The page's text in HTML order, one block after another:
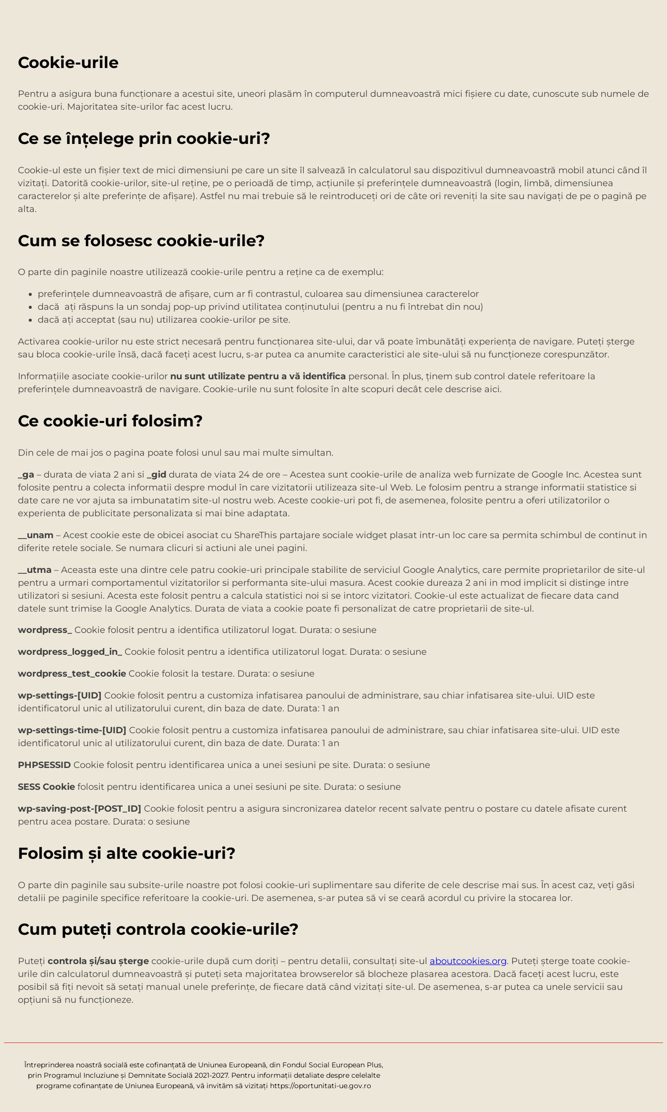
Cookie-urile
Pentru a asigura buna funcționare a acestui site, uneori plasăm în computerul dumneavoastră mici fișiere cu date, cunoscute sub numele de
cookie-uri. Majoritatea site-urilor fac acest lucru.
Ce se înțelege prin cookie-uri?
Cookie-ul este un fişier text de mici dimensiuni pe care un site îl salvează în calculatorul sau dispozitivul dumneavoastră mobil atunci când îl
vizitaţi. Datorită cookie-urilor, site-ul reţine, pe o perioadă de timp, acţiunile şi preferinţele dumneavoastră (login, limbă, dimensiunea
caracterelor şi alte preferinţe de afişare). Astfel nu mai trebuie să le reintroduceţi ori de câte ori reveniţi la site sau navigaţi de pe o pagină pe
alta.
Cum se folosesc cookie-urile?
O parte din paginile noastre utilizează cookie-urile pentru a reţine ca de exemplu:
preferinţele dumneavoastră de afişare, cum ar fi contrastul, culoarea sau dimensiunea caracterelor
dacă aţi răspuns la un sondaj pop-up privind utilitatea conţinutului (pentru a nu fi întrebat din nou)
dacă aţi acceptat (sau nu) utilizarea cookie-urilor pe site.
Activarea cookie-urilor nu este strict necesară pentru funcţionarea site-ului, dar vă poate îmbunătăţi experienţa de navigare. Puteţi şterge
sau bloca cookie-urile însă, dacă faceţi acest lucru, s-ar putea ca anumite caracteristici ale site-ului să nu funcţioneze corespunzător.
Informaţiile asociate cookie-urilor nu sunt utilizate pentru a vă identifica personal. În plus, ţinem sub control datele referitoare la
preferinţele dumneavoastră de navigare. Cookie-urile nu sunt folosite în alte scopuri decât cele descrise aici.
Ce cookie-uri folosim?
Din cele de mai jos o pagina poate folosi unul sau mai multe simultan.
_ga – durata de viata 2 ani si _gid durata de viata 24 de ore – Acestea sunt cookie-urile de analiza web furnizate de Google Inc. Acestea sunt
folosite pentru a colecta informatii despre modul în care vizitatorii utilizeaza site-ul Web. Le folosim pentru a strange informatii statistice si
date care ne vor ajuta sa imbunatatim site-ul nostru web. Aceste cookie-uri pot fi, de asemenea, folosite pentru a oferi utilizatorilor o
experienta de publicitate personalizata si mai bine adaptata.
__unam – Acest cookie este de obicei asociat cu ShareThis partajare sociale widget plasat intr-un loc care sa permita schimbul de continut in
diferite retele sociale. Se numara clicuri si actiuni ale unei pagini.
__utma – Aceasta este una dintre cele patru cookie-uri principale stabilite de serviciul Google Analytics, care permite proprietarilor de site-ul
pentru a urmari comportamentul vizitatorilor si performanta site-ului masura. Acest cookie dureaza 2 ani in mod implicit si distinge intre
utilizatori si sesiuni. Acesta este folosit pentru a calcula statistici noi si se intorc vizitatori. Cookie-ul este actualizat de fiecare data cand
datele sunt trimise la Google Analytics. Durata de viata a cookie poate fi personalizat de catre proprietarii de site-ul.
wordpress_Cookie folosit pentru a identifica utilizatorul logat. Durata: o sesiune
wordpress_logged_in_Cookie folosit pentru a identifica utilizatorul logat. Durata: o sesiune
wordpress_test_cookieCookie folosit la testare. Durata: o sesiune
wp-settings-[UID] Cookie folosit pentru a customiza infatisarea panoului de administrare, sau chiar infatisarea site-ului. UID este
identificatorul unic al utilizatorului curent, din baza de date. Durata: 1 an
wp-settings-time-[UID] Cookie folosit pentru a customiza infatisarea panoului de administrare, sau chiar infatisarea site-ului. UID este
identificatorul unic al utilizatorului curent, din baza de date. Durata: 1 an
PHPSESSIDCookie folosit pentru identificarea unica a unei sesiuni pe site. Durata: o sesiune
SESS Cookiefolosit pentru identificarea unica a unei sesiuni pe site. Durata: o sesiune
wp-saving-post-[POST_ID] Cookie folosit pentru a asigura sincronizarea datelor recent salvate pentru o postare cu datele afisate curent
pentru acea postare. Durata: o sesiune
Folosim şi alte cookie-uri?
O parte din paginile sau subsite-urile noastre pot folosi cookie-uri suplimentare sau diferite de cele descrise mai sus. În acest caz, veţi găsi
detalii pe paginile specifice referitoare la cookie-uri. De asemenea, s-ar putea să vi se ceară acordul cu privire la stocarea lor.
Cum puteţi controla cookie-urile?
Puteţi controla şi/sau ştergecookie-urile după cum doriţi – pentru detalii, consultaţi site-ul aboutcookies.org. Puteți șterge toate cookie-
urile din calculatorul dumneavoastră și puteți seta majoritatea browserelor să blocheze plasarea acestora. Dacă faceţi acest lucru, este
posibil să fiţi nevoit să setaţi manual unele preferinţe, de fiecare dată când vizitaţi site-ul. De asemenea, s-ar putea ca unele servicii sau
opţiuni să nu funcţioneze.
Întreprinderea noastră socială este cofinanțată de Uniunea Europeană, din Fondul Social European Plus,
prin Programul Incluziune și Demnitate Socială 2021-2027. Pentru informații detaliate despre celelalte
programe cofinanțate de Uniunea Europeană, vă invităm să vizitați https://oportunitati-ue.gov.ro